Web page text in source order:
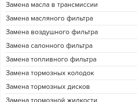
Замена масла в трансмиссии
Замена масляного фильтра
Замена воздушного фильтра
Замена салонного фильтра
Замена топливного фильтра
Замена тормозных колодок
Замена тормозных дисков
Замена тормозной жидкости